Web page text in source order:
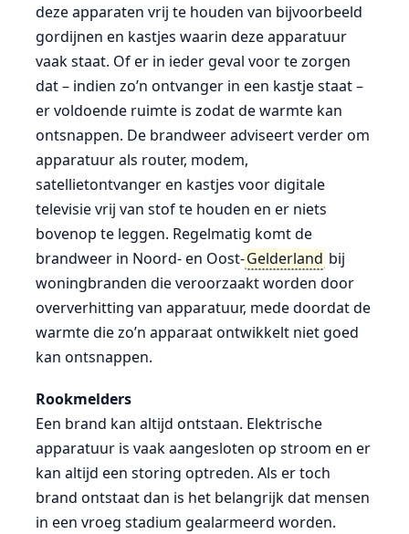
deze apparaten vrij te houden van bijvoorbeeld
gordijnen en kastjes waarin deze apparatuur
vaak staat. Of er in ieder geval voor te zorgen
dat – indien zo’n ontvanger in een kastje staat –
er voldoende ruimte is zodat de warmte kan
ontsnappen. De brandweer adviseert verder om
apparatuur als router, modem,
satellietontvanger en kastjes voor digitale
televisie vrij van stof te houden en er niets
bovenop te leggen. Regelmatig komt de
brandweer in Noord- en Oost-Gelderland bij
woningbranden die veroorzaakt worden door
oververhitting van apparatuur, mede doordat de
warmte die zo’n apparaat ontwikkelt niet goed
kan ontsnappen.
Rookmelders
Een brand kan altijd ontstaan. Elektrische
apparatuur is vaak aangesloten op stroom en er
kan altijd een storing optreden. Als er toch
brand ontstaat dan is het belangrijk dat mensen
in een vroeg stadium gealarmeerd worden.